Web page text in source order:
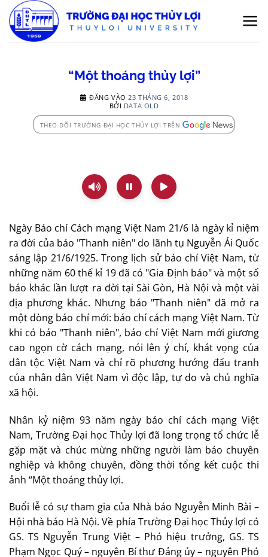
qua
nội
“Một thoáng thủy lợi”
ĐĂNG VÀO 23 THÁNG 6, 2018
BỞI DATA OLD
THEO DÕI TRƯỜNG ĐẠI HỌC THỦY LỢI TRÊN
Ngày Báo chí Cách mạng Việt Nam 21/6 là ngày kỉ niệm
ra đời của báo "Thanh niên" do lãnh tụ Nguyễn Ái Quốc
sáng lập 21/6/1925. Trong lịch sử báo chí Việt Nam, từ
những năm 60 thế kỉ 19 đã có "Gia Định báo" và một số
báo khác lần lượt ra đời tại Sài Gòn, Hà Nội và một vài
địa phương khác. Nhưng báo "Thanh niên" đã mở ra
một dòng báo chí mới: báo chí cách mạng Việt Nam. Từ
khi có báo "Thanh niên", báo chí Việt Nam mới giương
cao ngọn cờ cách mạng, nói lên ý chí, khát vọng của
dân tộc Việt Nam và chỉ rõ phương hướng đấu tranh
của nhân dân Việt Nam vì độc lập, tự do và chủ nghĩa
xã hội.
Nhân kỷ niệm 93 năm ngày báo chí cách mạng Việt
Nam, Trường Đại học Thủy lợi đã long trọng tổ chức lễ
gặp mặt và chúc mừng những người làm báo chuyên
nghiệp và không chuyên, đồng thời tổng kết cuộc thi
ảnh “Một thoáng thủy lợi.
Buổi lễ có sự tham gia của Nhà báo Nguyễn Minh Bài –
Hội nhà báo Hà Nội. Về phía Trường Đại học Thủy lợi có
GS. TS Nguyễn Trung Việt – Phó hiệu trưởng, GS. TS
Phạm Ngọc Quý – nguyên Bí thư Đảng ủy – nguyên Phó